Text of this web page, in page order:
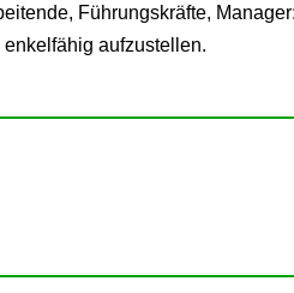
Führungskräfte,
aufzustellen.